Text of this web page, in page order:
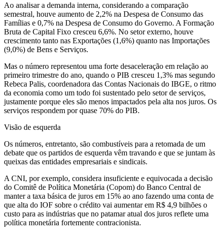
Ao analisar a demanda interna, considerando a comparação
semestral, houve aumento de 2,2% na Despesa de Consumo das
Famílias e 0,7% na Despesa de Consumo do Governo. A Formação
Bruta de Capital Fixo cresceu 6,6%. No setor externo, houve
crescimento tanto nas Exportações (1,6%) quanto nas Importações
(9,0%) de Bens e Serviços.
Mas o número representou uma forte desaceleração em relação ao
primeiro trimestre do ano, quando o PIB cresceu 1,3% mas segundo
Rebeca Palis, coordenadora das Contas Nacionais do IBGE, o ritmo
da economia como um todo foi sustentado pelo setor de serviços,
justamente porque eles são menos impactados pela alta nos juros. Os
serviços respondem por quase 70% do PIB.
Visão de esquerda
Os números, entretanto, são combustíveis para a retomada de um
debate que os partidos de esquerda vêm travando e que se juntam às
queixas das entidades empresariais e sindicais.
A CNI, por exemplo, considera insuficiente e equivocada a decisão
do Comitê de Política Monetária (Copom) do Banco Central de
manter a taxa básica de juros em 15% ao ano fazendo uma conta de
que alta do IOF sobre o crédito vai aumentar em R$ 4,9 bilhões o
custo para as indústrias que no patamar atual dos juros reflete uma
política monetária fortemente contracionista.